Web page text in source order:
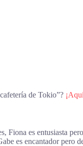
de Tokio”?
Fiona es entusiasta
es encantador pero